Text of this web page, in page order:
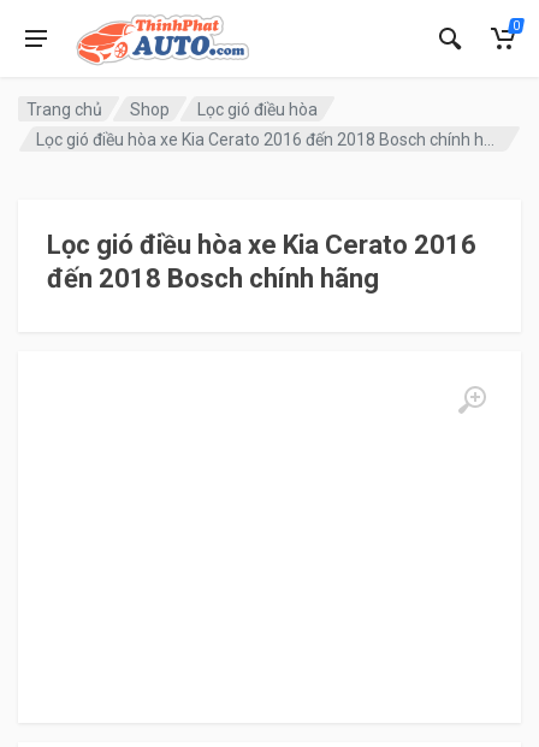
0
Trang chủ Shop
Lọc gió điều hòa
Lọc gió điều hòa xe Kia Cerato 2016
đến 2018 Bosch chính hãng